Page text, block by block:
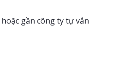
gần công ty tự vẫn